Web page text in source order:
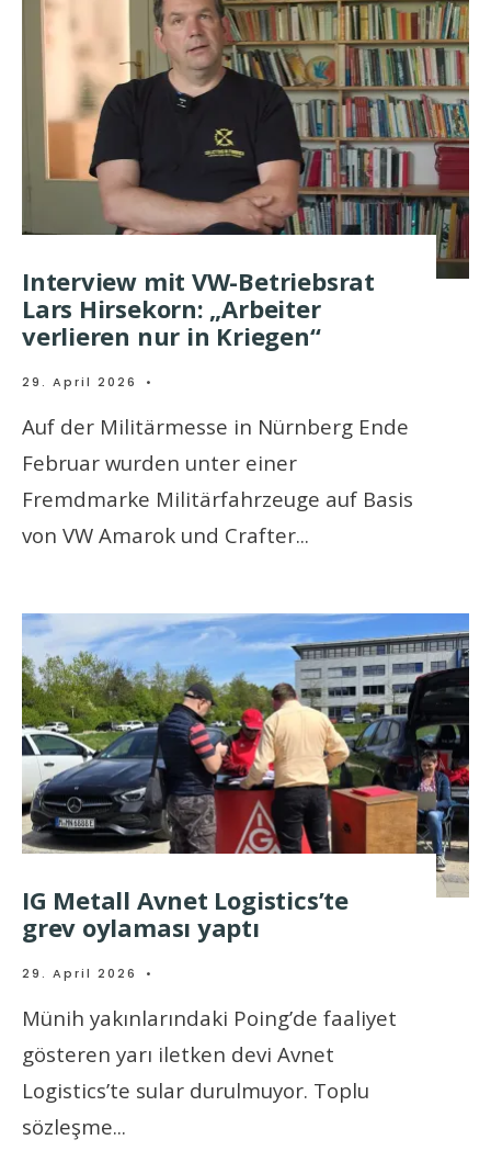
Interview mit VW-Betriebsrat
Lars Hirsekorn: „Arbeiter
verlieren nur in Kriegen“
29. April 2026 •
Auf der Militärmesse in Nürnberg Ende
Februar wurden unter einer
Fremdmarke Militärfahrzeuge auf Basis
von VW Amarok und Crafter...
IG Metall Avnet Logistics’te
grev oylaması yaptı
29. April 2026 •
Münih yakınlarındaki Poing’de faaliyet
gösteren yarı iletken devi Avnet
Logistics’te sular durulmuyor. Toplu
sözleşme...